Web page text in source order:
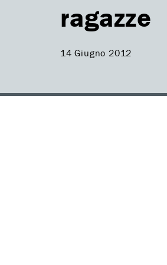
ragazze
14 Giugno 2012